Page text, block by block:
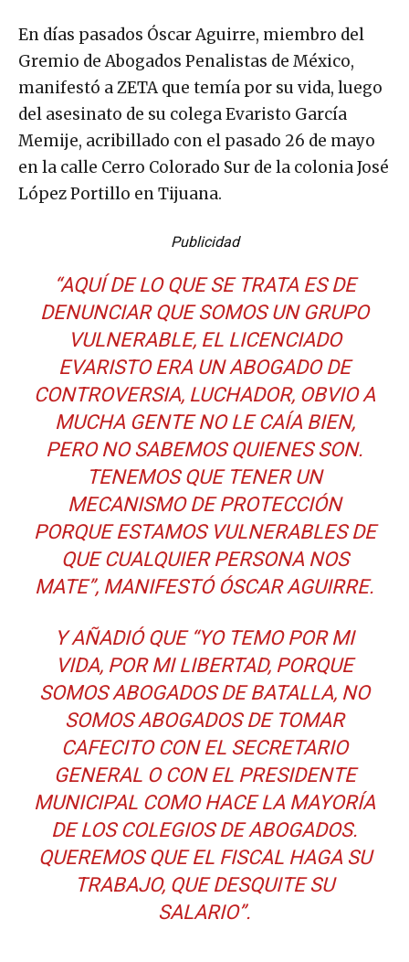
En días pasados Óscar Aguirre, miembro del
Gremio de Abogados Penalistas de México,
manifestó a ZETA que temía por su vida, luego
del asesinato de su colega Evaristo García
Memije, acribillado con el pasado 26 de mayo
en la calle Cerro Colorado Sur de la colonia José
López Portillo en Tijuana.
Publicidad
“AQUÍ DE LO QUE SE TRATA ES DE
DENUNCIAR QUE SOMOS UN GRUPO
VULNERABLE, EL LICENCIADO
EVARISTO ERA UN ABOGADO DE
CONTROVERSIA, LUCHADOR, OBVIO A
MUCHA GENTE NO LE CAÍA BIEN,
PERO NO SABEMOS QUIENES SON.
TENEMOS QUE TENER UN
MECANISMO DE PROTECCIÓN
PORQUE ESTAMOS VULNERABLES DE
QUE CUALQUIER PERSONA NOS
MATE”, MANIFESTÓ ÓSCAR AGUIRRE.
Y AÑADIÓ QUE “YO TEMO POR MI
VIDA, POR MI LIBERTAD, PORQUE
SOMOS ABOGADOS DE BATALLA, NO
SOMOS ABOGADOS DE TOMAR
CAFECITO CON EL SECRETARIO
GENERAL O CON EL PRESIDENTE
MUNICIPAL COMO HACE LA MAYORÍA
DE LOS COLEGIOS DE ABOGADOS.
QUEREMOS QUE EL FISCAL HAGA SU
TRABAJO, QUE DESQUITE SU
SALARIO”.